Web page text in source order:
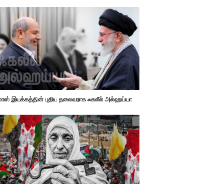
இயக்கத்தின் புதிய தலைவராக ஃகலீல் அல்ஹய்யா